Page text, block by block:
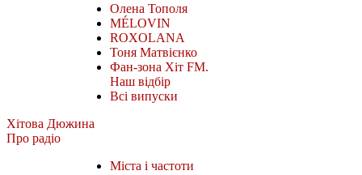
Олена Тополя
MÉLOVIN
ROXOLANA
Тоня Матвієнко
Фан-зона Хіт FM.
Наш відбір
Всі випуски
Хітова Дюжина
Про радіо
Міста і частоти